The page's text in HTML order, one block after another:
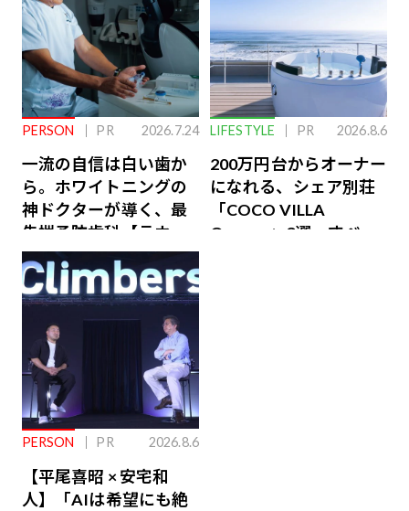
PERSON PR 2026.7.24
一流の自信は白い歯か
ら。ホワイトニングの
神ドクターが導く、最
先端予防歯科【ラウン
ジ会員特典あり】
LIFESTYLE PR 2026.8.6
200万円台からオーナー
になれる、シェア別荘
「COCO VILLA
Owners」3選。すべて
PERSON PR 2026.8.6
【平尾喜昭 × 安宅和
人】「AIは希望にも絶